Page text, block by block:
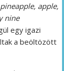
apple,
nine
egy igazi
a beöltözött